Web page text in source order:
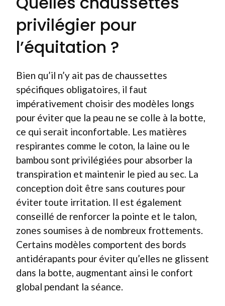
privilégier pour
l’équitation ?
Bien qu’il n’y ait pas de chaussettes
spécifiques obligatoires, il faut
impérativement choisir des modèles longs
pour éviter que la peau ne se colle à la botte,
ce qui serait inconfortable. Les matières
respirantes comme le coton, la laine ou le
bambou sont privilégiées pour absorber la
transpiration et maintenir le pied au sec. La
conception doit être sans coutures pour
éviter toute irritation. Il est également
conseillé de renforcer la pointe et le talon,
zones soumises à de nombreux frottements.
Certains modèles comportent des bords
antidérapants pour éviter qu’elles ne glissent
dans la botte, augmentant ainsi le confort
global pendant la séance.